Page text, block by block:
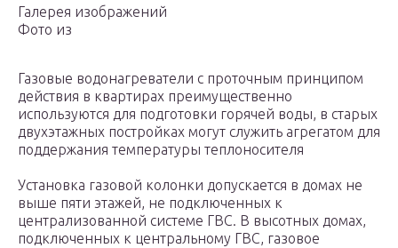
Галерея изображений
Фото из
Газовые водонагреватели с проточным принципом
действия в квартирах преимущественно
используются для подготовки горячей воды, в старых
двухэтажных постройках могут служить агрегатом для
поддержания температуры теплоносителя
Установка газовой колонки допускается в домах не
выше пяти этажей, не подключенных к
централизованной системе ГВС. В высотных домах,
подключенных к центральному ГВС, газовое